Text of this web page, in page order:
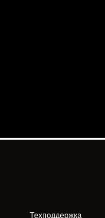
Техподдержка